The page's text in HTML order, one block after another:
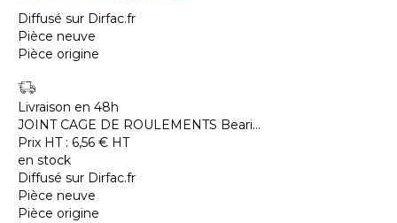
Diffusé sur Dirfac.fr
Pièce neuve
Pièce origine
Livraison en 48h
JOINT CAGE DE ROULEMENTS Beari...
Prix HT : 6,56 € HT
en stock
Diffusé sur Dirfac.fr
Pièce neuve
Pièce origine